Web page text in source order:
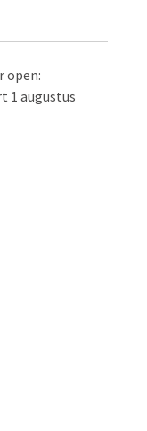
open:
1 augustus